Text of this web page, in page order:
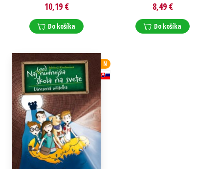
10,19 €
Do košíka
8,49 €
Do košíka
N